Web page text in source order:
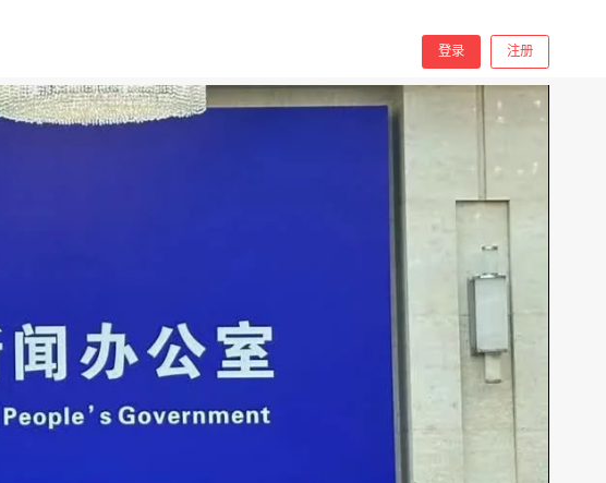
登录 注册